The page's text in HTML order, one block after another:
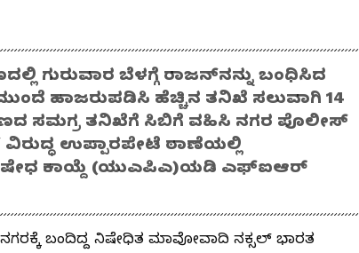
ಗುರುವಾರ ಬೆಳಗ್ಗೆ ರಾಜನ್‌ನನ್ನು ಬಂಧಿಸಿದ
ಹಾಜರುಪಡಿಸಿ ಹೆಚ್ಚಿನ ತನಿಖೆ ಸಲುವಾಗಿ 14
ಸಮಗ್ರ ತನಿಖೆಗೆ ಸಿಬಿಗೆ ವಹಿಸಿ ನಗರ ಪೊಲೀಸ್
ವಿರುದ್ಧ ಉಪ್ಪಾರಪೇಟೆ ಠಾಣೆಯಲ್ಲಿ
ಕಾಯ್ದೆ (ಯುಎಪಿಎ)ಯಡಿ ಎಫ್‌ಐಆರ್
ನಗರಕ್ಕೆ ಬಂದಿದ್ದ ನಿಷೇಧಿತ ಮಾವೋವಾದಿ ನಕ್ಸಲ್ ಭಾರತ